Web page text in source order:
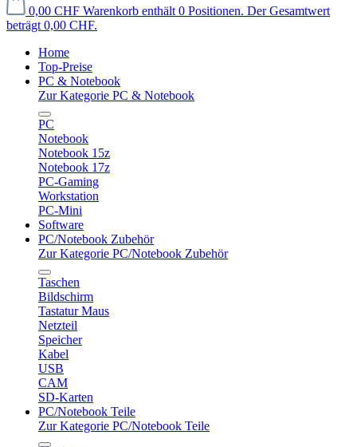
0,00 CHF Warenkorb enthält 0 Positionen. Der Gesamtwert
beträgt 0,00 CHF.
Home
Top-Preise
PC & Notebook
Zur Kategorie PC & Notebook
PC
Notebook
Notebook 15z
Notebook 17z
PC-Gaming
Workstation
PC-Mini
Software
PC/Notebook Zubehör
Zur Kategorie PC/Notebook Zubehör
Taschen
Bildschirm
Tastatur Maus
Netzteil
Speicher
Kabel
USB
CAM
SD-Karten
PC/Notebook Teile
Zur Kategorie PC/Notebook Teile